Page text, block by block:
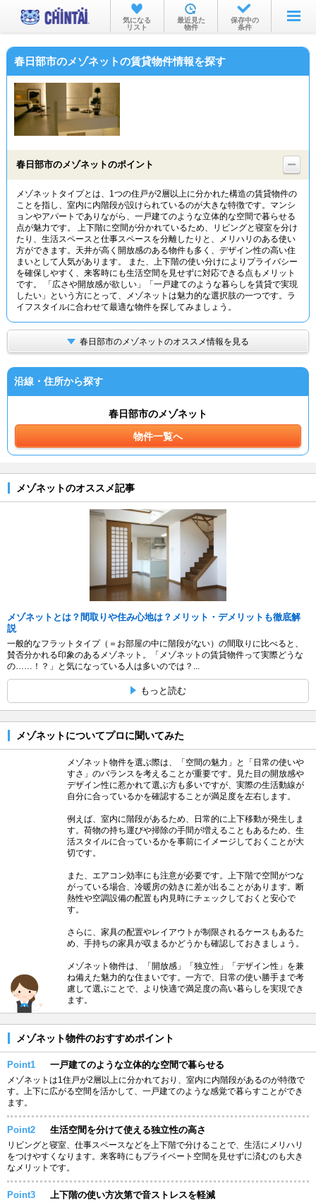
お部屋を探す
沿線・駅から
物件特集から
TOP
気になる
リスト
最近見た
物件
保存中の
条件
春日部市のメゾネットの賃貸物件情報を探す
春日部市のメゾネットのポイント
メゾネットタイプとは、1つの住戸が2層以上に分かれた構造の賃貸物件の
ことを指し、室内に内階段が設けられているのが大きな特徴です。マンシ
ョンやアパートでありながら、一戸建てのような立体的な空間で暮らせる
点が魅力です。 上下階に空間が分かれているため、リビングと寝室を分け
たり、生活スペースと仕事スペースを分離したりと、メリハリのある使い
方ができます。天井が高く開放感のある物件も多く、デザイン性の高い住
まいとして人気があります。 また、上下階の使い分けによりプライバシー
を確保しやすく、来客時にも生活空間を見せずに対応できる点もメリット
です。 「広さや開放感が欲しい」「一戸建てのような暮らしを賃貸で実現
したい」という方にとって、メゾネットは魅力的な選択肢の一つです。ラ
イフスタイルに合わせて最適な物件を探してみましょう。
春日部市のメゾネットのオススメ情報を見る
沿線・住所から探す
春日部市のメゾネット
物件一覧へ
メゾネットのオススメ記事
メゾネットとは？間取りや住み心地は？メリット・デメリットも徹底解
説
一般的なフラットタイプ（＝お部屋の中に階段がない）の間取りに比べると、
賛否分かれる印象のあるメゾネット。「メゾネットの賃貸物件って実際どうな
の……！？」と気になっている人は多いのでは？...
もっと読む
メゾネットについてプロに聞いてみた
メゾネット物件を選ぶ際は、「空間の魅力」と「日常の使いや
すさ」のバランスを考えることが重要です。見た目の開放感や
デザイン性に惹かれて選ぶ方も多いですが、実際の生活動線が
自分に合っているかを確認することが満足度を左右します。
例えば、室内に階段があるため、日常的に上下移動が発生しま
す。荷物の持ち運びや掃除の手間が増えることもあるため、生
活スタイルに合っているかを事前にイメージしておくことが大
切です。
また、エアコン効率にも注意が必要です。上下階で空間がつな
がっている場合、冷暖房の効きに差が出ることがあります。断
熱性や空調設備の配置も内見時にチェックしておくと安心で
す。
さらに、家具の配置やレイアウトが制限されるケースもあるた
め、手持ちの家具が収まるかどうかも確認しておきましょう。
メゾネット物件は、「開放感」「独立性」「デザイン性」を兼
ね備えた魅力的な住まいです。一方で、日常の使い勝手まで考
慮して選ぶことで、より快適で満足度の高い暮らしを実現でき
ます。
メゾネット物件のおすすめポイント
Point1 一戸建てのような立体的な空間で暮らせる
メゾネットは1住戸が2層以上に分かれており、室内に内階段があるのが特徴で
す。上下に広がる空間を活かして、一戸建てのような感覚で暮らすことができ
ます。
Point2 生活空間を分けて使える独立性の高さ
リビングと寝室、仕事スペースなどを上下階で分けることで、生活にメリハリ
をつけやすくなります。来客時にもプライベート空間を見せずに済むのも大き
なメリットです。
Point3 上下階の使い方次第で音ストレスを軽減